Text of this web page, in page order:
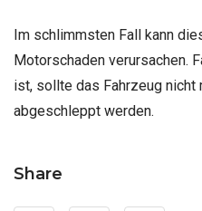
Im schlimmsten Fall kann
Motorschaden verursachen.
ist, sollte das Fahrzeug nicht
abgeschleppt werden.
Share